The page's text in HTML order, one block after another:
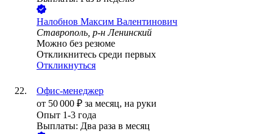
Налобнов Максим Валентинович
Ставрополь, р-н Ленинский
Можно без резюме
Откликнитесь среди первых
Откликнуться
Офис-менеджер
от 50 000 ₽ за месяц, на руки
Опыт 1-3 года
Выплаты: Два раза в месяц